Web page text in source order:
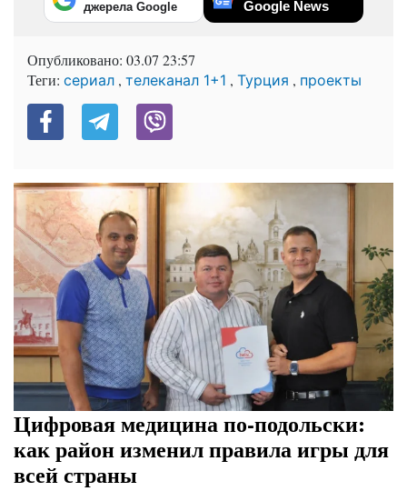
джерела Google Google News
Опубликовано: 03.07 23:57
Теги: сериал , телеканал 1+1 , Турция , проекты
Цифровая медицина по-подольски:
как район изменил правила игры для
всей страны